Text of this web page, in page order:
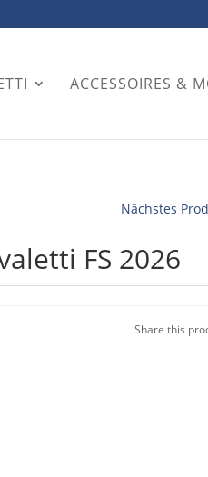
ACCESSOIRES &
Nächstes
FS 2026
Share this